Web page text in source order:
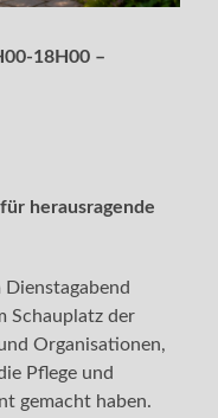
18H00 –
herausragende
Schauplatz der
Organisationen,
Pflege und
gemacht haben.